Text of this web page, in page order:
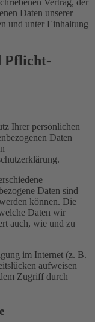
Daten unserer
und unter Einhaltung
Pflicht­
Ihrer persönlichen
Daten
Daten sind
können. Die
Daten wir
auch, wie und zu
im Internet (z. B.
aufweisen
Zugriff durch